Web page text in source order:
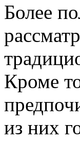
Более
Кроме
из них